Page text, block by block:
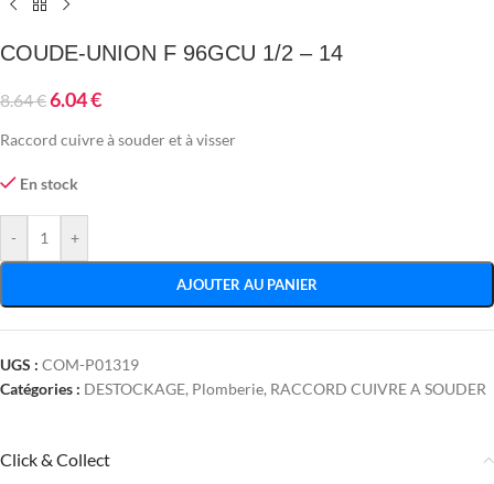
COUDE-UNION F 96GCU 1/2 – 14
8.64€6.04€
Raccord cuivre à souder et à visser
En stock
- +
AJOUTER AU PANIER
UGS : COM-P01319
Catégories : DESTOCKAGE, Plomberie, RACCORD CUIVRE A SOUDER
Click & Collect